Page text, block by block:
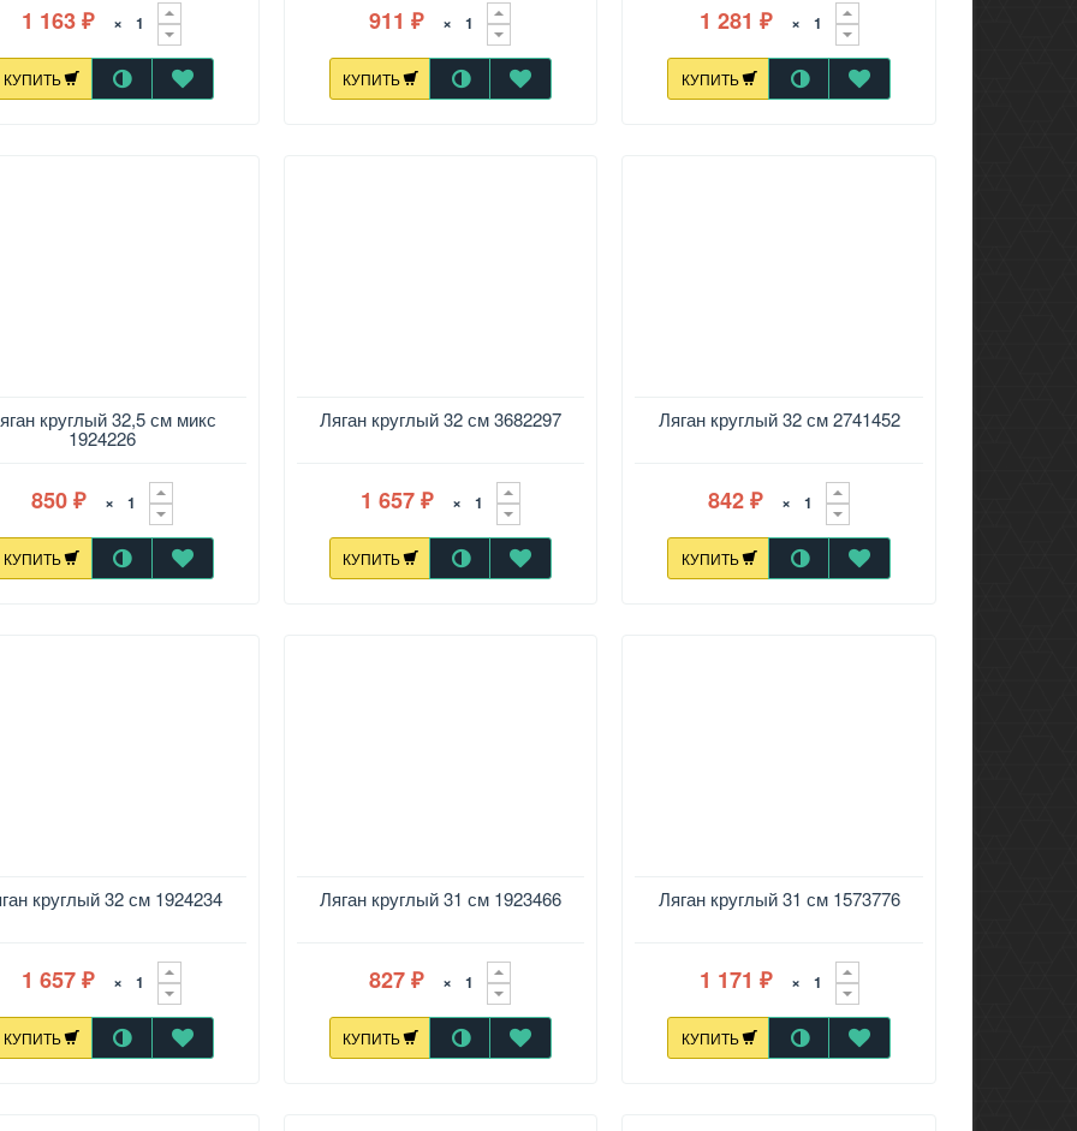
1 163₽ ×
КУПИТЬ
911₽ ×
КУПИТЬ
1 281 ₽ ×
КУПИТЬ
круглый 32,5 см микс
1924226
850 ₽ ×
КУПИТЬ
Ляган круглый 32 см 3682297
1 657 ₽ ×
КУПИТЬ
Ляган круглый 32 см 2741452
842₽ ×
КУПИТЬ
круглый 32 см 1924234
1 657₽ ×
КУПИТЬ
Ляган круглый 31 см 1923466
827₽ ×
КУПИТЬ
Ляган круглый 31 см 1573776
1 171 ₽ ×
КУПИТЬ